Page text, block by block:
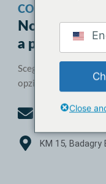
CONTATTATECI
Non esitate,
a pochi clic di
Scegliete il modo più
opzioni sottostanti.
KM 15, Badagry
Close